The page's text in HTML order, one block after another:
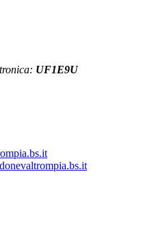
UF1E9U